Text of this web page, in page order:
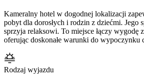
Kameralny hotel w dogodnej lokalizacji
pobyt dla dorosłych i rodzin z dziećmi. Jego
sprzyja relaksowi. To miejsce łączy wygodę
oferując doskonałe warunki do wypoczynku
Rodzaj wyjazdu